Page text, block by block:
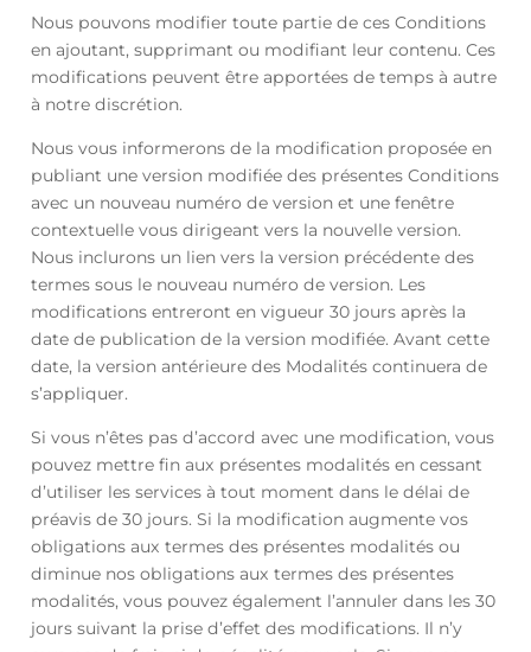
Nous pouvons modifier toute partie de ces Conditions
en ajoutant, supprimant ou modifiant leur contenu. Ces
modifications peuvent être apportées de temps à autre
à notre discrétion.
Nous vous informerons de la modification proposée en
publiant une version modifiée des présentes Conditions
avec un nouveau numéro de version et une fenêtre
contextuelle vous dirigeant vers la nouvelle version.
Nous inclurons un lien vers la version précédente des
termes sous le nouveau numéro de version. Les
modifications entreront en vigueur 30 jours après la
date de publication de la version modifiée. Avant cette
date, la version antérieure des Modalités continuera de
s’appliquer.
Si vous n’êtes pas d’accord avec une modification, vous
pouvez mettre fin aux présentes modalités en cessant
d’utiliser les services à tout moment dans le délai de
préavis de 30 jours. Si la modification augmente vos
obligations aux termes des présentes modalités ou
diminue nos obligations aux termes des présentes
modalités, vous pouvez également l’annuler dans les 30
jours suivant la prise d’effet des modifications. Il n’y